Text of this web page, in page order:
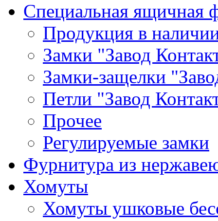
Специальная ящичная
Продукция в
Замки "Завод
Замки-защелки
Петли "Завод
Прочее
Регулируемые замки
Фурнитура из
Хомуты
Хомуты ушковые